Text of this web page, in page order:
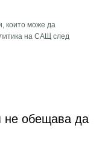
които може да
на САЩ след
не обещава да